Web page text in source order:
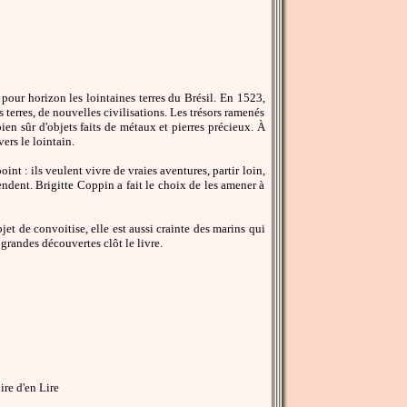
horizon les lointaines terres du Brésil. En 1523,
de nouvelles civilisations. Les trésors ramenés
sûr d'objets faits de métaux et pierres précieux. À
le lointain.
: ils veulent vivre de vraies aventures, partir loin,
Brigitte Coppin a fait le choix de les amener à
de convoitise, elle est aussi crainte des marins qui
découvertes clôt le livre.
d'en Lire